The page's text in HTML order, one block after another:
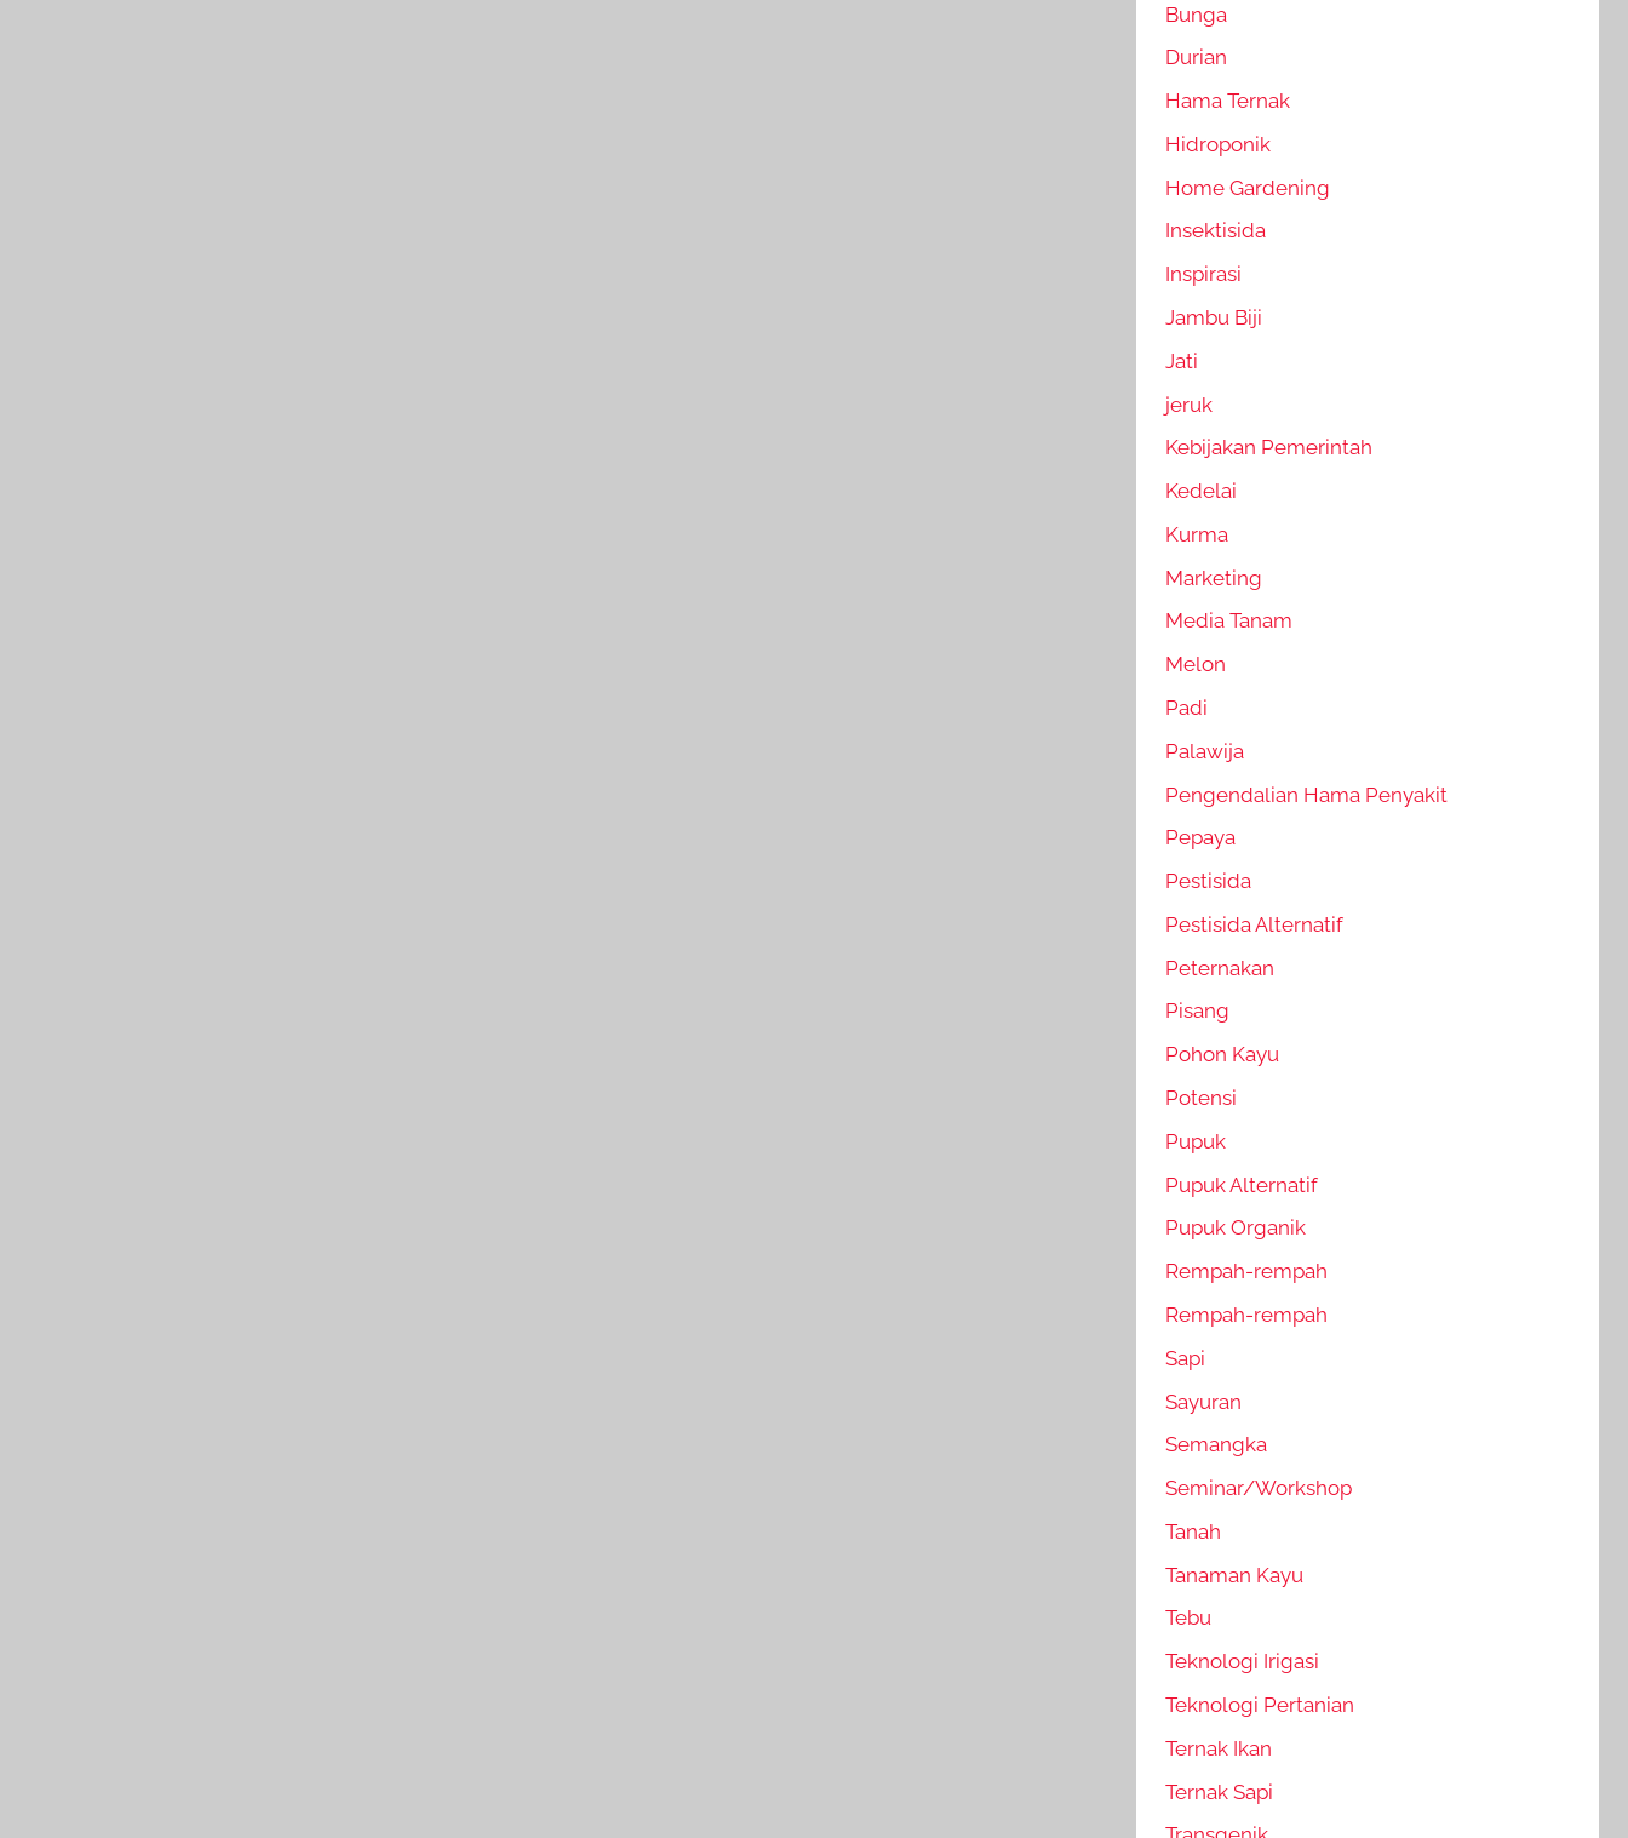
Bunga
Durian
Hama Ternak
Hidroponik
Home Gardening
Insektisida
Inspirasi
Jambu Biji
Jati
jeruk
Kebijakan Pemerintah
Kedelai
Kurma
Marketing
Media Tanam
Melon
Padi
Palawija
Pengendalian Hama Penyakit
Pepaya
Pestisida
Pestisida Alternatif
Peternakan
Pisang
Pohon Kayu
Potensi
Pupuk
Pupuk Alternatif
Pupuk Organik
Rempah-rempah
Rempah-rempah
Sapi
Sayuran
Semangka
Seminar/Workshop
Tanah
Tanaman Kayu
Tebu
Teknologi Irigasi
Teknologi Pertanian
Ternak Ikan
Ternak Sapi